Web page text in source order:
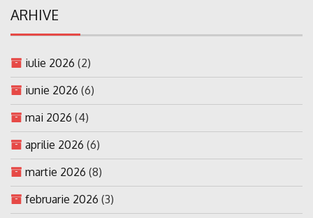
ARHIVE
iulie 2026 (2)
iunie 2026 (6)
mai 2026 (4)
aprilie 2026 (6)
martie 2026 (8)
februarie 2026 (3)